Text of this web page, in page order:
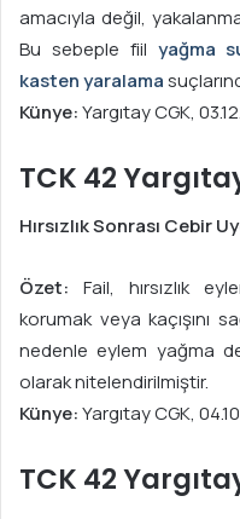
amacıyla değil,
Bu sebeple fiil yağma
kasten yaralama
Künye:Yargıtay CGK,
TCK 42
Hırsızlık Sonrası Cebir
Özet: Fail, hırsızlık
korumak veya kaçışını
nedenle eylem yağma
olarak nitelendirilmiştir.
Künye:Yargıtay CGK,
TCK 42